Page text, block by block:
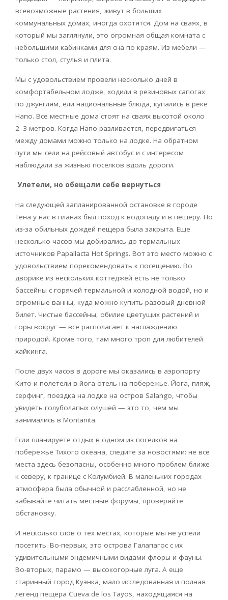
всевозможные растения, живут в больших
коммунальных домах, иногда охотятся. Дом на сваях, в
который мы заглянули, это огромная общая комната с
небольшими кабинками для сна по краям. Из мебели —
только стол, стулья и плита.
Мы с удовольствием провели несколько дней в
комфортабельном лодже, ходили в резиновых сапогах
по джунглям, ели национальные блюда, купались в реке
Напо. Все местные дома стоят на сваях высотой около
2–3 метров. Когда Напо разливается, передвигаться
между домами можно только на лодке. На обратном
пути мы сели на рейсовый автобус и с интересом
наблюдали за жизнью поселков вдоль дороги.
Улетели, но обещали себе вернуться
На следующей запланированной остановке в городе
Тена у нас в планах был поход к водопаду и в пещеру. Но
из-за обильных дождей пещера была закрыта. Еще
несколько часов мы добирались до термальных
источников Papallacta Hot Springs. Вот это место можно с
удовольствием порекомендовать к посещению. Во
дворике из нескольких коттеджей есть не только
бассейны с горячей термальной и холодной водой, но и
огромные ванны, куда можно купить разовый дневной
билет. Чистые бассейны, обилие цветущих растений и
горы вокруг — все располагает к наслаждению
природой. Кроме того, там много троп для любителей
хайкинга.
После двух часов в дороге мы оказались в аэропорту
Кито и полетели в йога-отель на побережье. Йога, пляж,
серфинг, поездка на лодке на остров Salango, чтобы
увидеть голуболапых олушей — это то, чем мы
занимались в Montanita.
Если планируете отдых в одном из поселков на
побережье Тихого океана, следите за новостями: не все
места здесь безопасны, особенно много проблем ближе
к северу, к границе с Колумбией. В маленьких городах
атмосфера была обычной и расслабленной, но не
забывайте читать местные форумы, проверяйте
обстановку.
И несколько слов о тех местах, которые мы не успели
посетить. Во-первых, это острова Галапагос с их
удивительными эндемичными видами флоры и фауны.
Во-вторых, парамо — высокогорные луга. А еще
старинный город Куэнка, мало исследованная и полная
легенд пещера Cueva de los Tayos, находящаяся на